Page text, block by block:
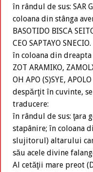
în rândul de sus: SAR
coloana din stânga
BASOTIDO BISCA
CEO SAPTAYO
în coloana din dreapta
ZOT ARAMIKO,
OH APO (S)SYE,
despărţit în cuvinte,
traducere:
în rândul de sus: ţara
stapânire; în coloana
slujitorul) altarului
său acele divine
Al cetăţii mare preot